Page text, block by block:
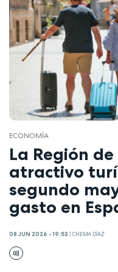
ECONOMÍA
La Región
atractivo
segundo
gasto en
08 JUN 2026 - 19:53 |CHEMA DÍAZ